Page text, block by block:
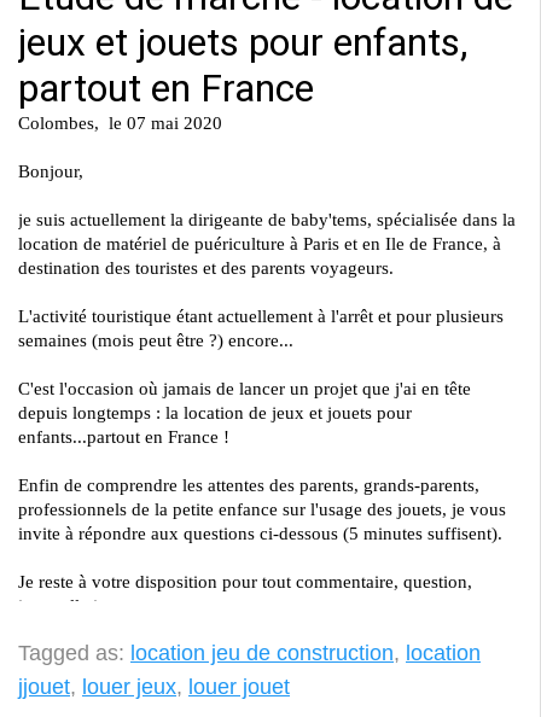
Tagged as: location jeu de construction, location
jjouet, louer jeux, louer jouet